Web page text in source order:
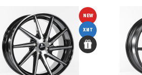
NEW
ХИТ